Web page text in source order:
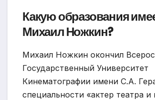
Какую образования
Михаил Ножкин?
Михаил Ножкин окончил
Государственный Университет
Кинематографии имени С.А.
специальности «актер театра и